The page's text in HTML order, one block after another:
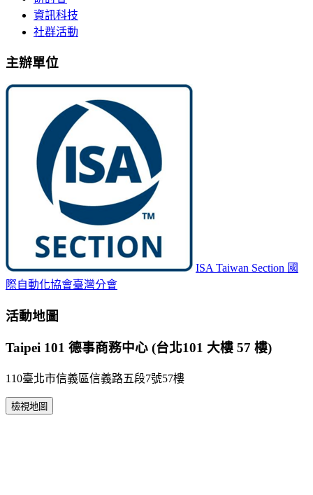
資訊科技
社群活動
主辦單位
ISA Taiwan Section 國
際自動化協會臺灣分會
活動地圖
Taipei 101 德事商務中心 (台北101 大樓 57 樓)
110臺北市信義區信義路五段7號57樓
檢視地圖